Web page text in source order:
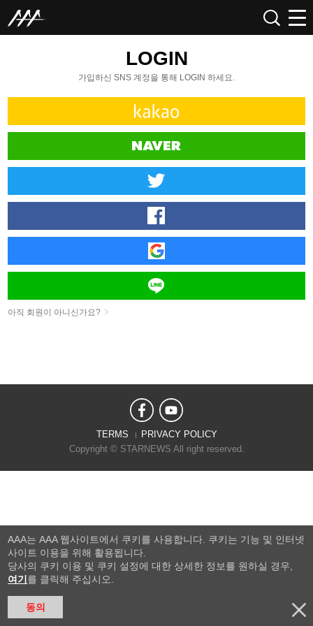
LOGIN
가입하신 SNS 계정을 통해 LOGIN 하세요.
아직 회원이 아니신가요?
TERMS
PRIVACY POLICY
Copyright © STARNEWS All right reserved.
AAA는 AAA 웹사이트에서 쿠키를 사용합니다. 쿠키는 기능 및 인터넷
사이트 이용을 위해 활용됩니다.
당사의 쿠키 이용 및 쿠키 설정에 대한 상세한 정보를 원하실 경우,
여기 를 클릭해 주십시오.
동의